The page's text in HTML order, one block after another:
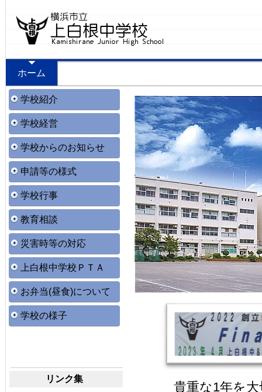
ホーム
学校紹介
学校経営
学校からのお知らせ
申請等の様式
学校行事
教育相談
災害時等の対応
上白根中学校ＰＴＡ
お弁当(昼食)について
学校の様子
リンク集
貴重な1年を